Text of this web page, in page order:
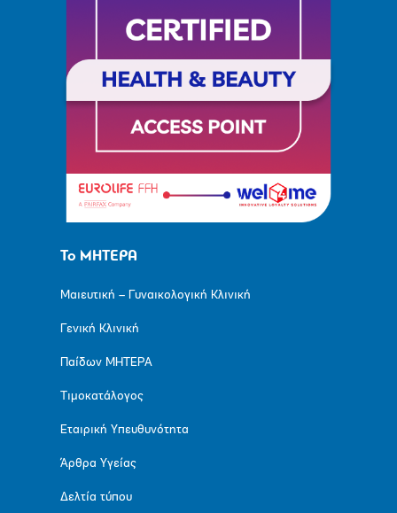
Το ΜΗΤΕΡΑ
Μαιευτική – Γυναικολογική Κλινική
Γενική Κλινική
Παίδων ΜΗΤΕΡΑ
Τιμοκατάλογος
Εταιρική Υπευθυνότητα
Άρθρα Υγείας
Δελτία τύπου